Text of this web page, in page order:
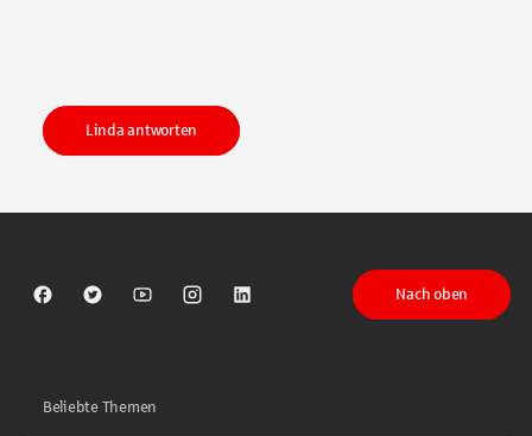
Linda antworten
Sparkasse auf Facebook
Sparkasse auf Twitter
Sparkasse auf Youtube
Sparkasse auf Instagram
Sparkasse auf LinkedIn
Nach oben
Beliebte Themen